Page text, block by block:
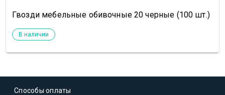
Гвозди мебельные обивочные 20 черные (100 шт.)
В наличии
Способы оплаты